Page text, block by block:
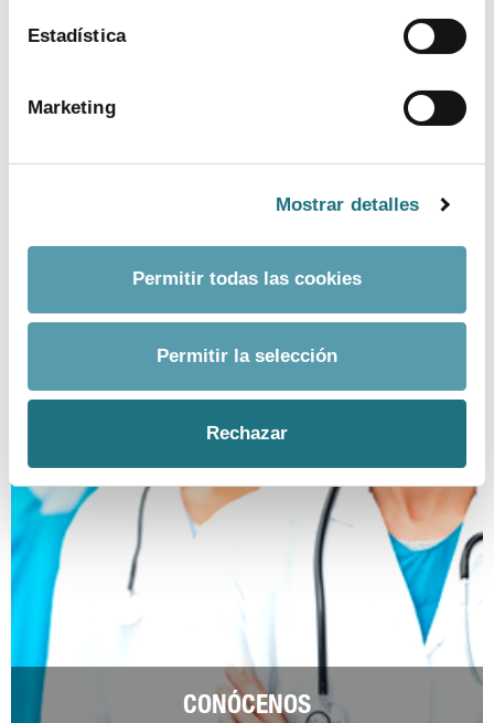
Estadística
Marketing
Mostrar detalles
Permitir todas las cookies
Permitir la selección
Rechazar
prensa@farmaindustria.es
CONÓCENOS